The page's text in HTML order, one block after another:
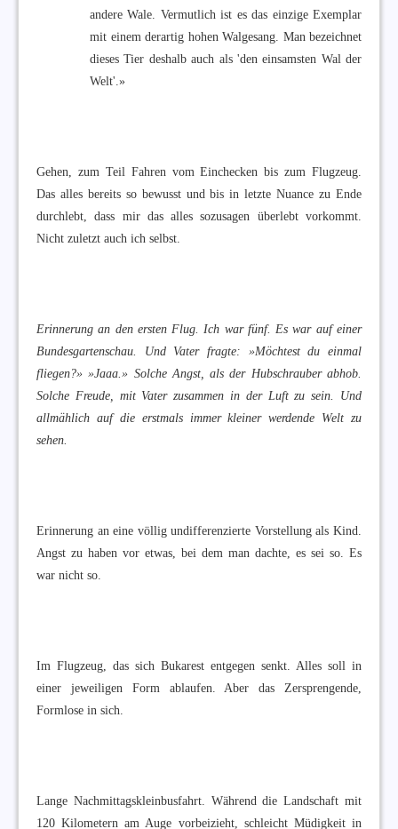
andere Wale. Vermutlich ist es das einzige Exemplar
mit einem derartig hohen Walgesang. Man bezeichnet
dieses Tier deshalb auch als 'den einsamsten Wal der
Welt'.»
Gehen, zum Teil Fahren vom Einchecken bis zum Flugzeug.
Das alles bereits so bewusst und bis in letzte Nuance zu Ende
durchlebt, dass mir das alles sozusagen überlebt vorkommt.
Nicht zuletzt auch ich selbst.
Erinnerung an den ersten Flug. Ich war fünf. Es war auf einer
Bundesgartenschau. Und Vater fragte: »Möchtest du einmal
fliegen?» »Jaaa.» Solche Angst, als der Hubschrauber abhob.
Solche Freude, mit Vater zusammen in der Luft zu sein. Und
allmählich auf die erstmals immer kleiner werdende Welt zu
sehen.
Erinnerung an eine völlig undifferenzierte Vorstellung als Kind.
Angst zu haben vor etwas, bei dem man dachte, es sei so. Es
war nicht so.
Im Flugzeug, das sich Bukarest entgegen senkt. Alles soll in
einer jeweiligen Form ablaufen. Aber das Zersprengende,
Formlose in sich.
Lange Nachmittagskleinbusfahrt. Während die Landschaft mit
120 Kilometern am Auge vorbeizieht, schleicht Müdigkeit in